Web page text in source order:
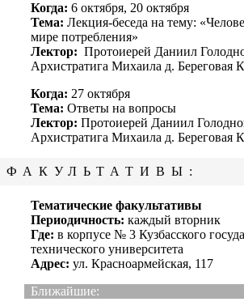
Когда: 6 октября, 20 октября
Тема: Лекция-беседа на тему:
мире потребления»
Лектор: Протоиерей Даниил
Архистратига Михаила д. Береговая
Когда: 27 октября
Тема: Ответы на вопросы
Лектор: Протоиерей Даниил
Архистратига Михаила д. Береговая
ФАКУЛЬТАТИВЫ:
Тематические факультативы
Периодичность: каждый вторник
Где: в корпусе № 3 Кузбасского
технического университета
Адрес: ул. Красноармейская, 117
Ближайшие: